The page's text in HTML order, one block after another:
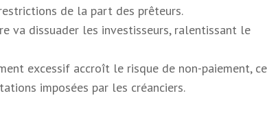
de la part des prêteurs.
va dissuader les investisseurs, ralentissant le
excessif accroît le risque de non-paiement, ce
imposées par les créanciers.